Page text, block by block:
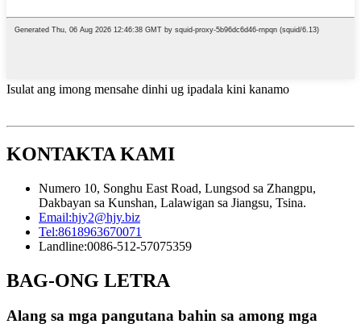
Isulat ang imong mensahe dinhi ug ipadala kini kanamo
KONTAKTA KAMI
Numero 10, Songhu East Road, Lungsod sa Zhangpu,
Dakbayan sa Kunshan, Lalawigan sa Jiangsu, Tsina.
Email:hjy2@hjy.biz
Tel:8618963670071
Landline:0086-512-57075359
BAG-ONG LETRA
Alang sa mga pangutana bahin sa among mga